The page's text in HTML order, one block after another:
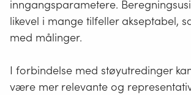
inngangsparametere.
likevel i mange tilfeller akseptabel,
med målinger.
I forbindelse med støyutredinger
være mer relevante og